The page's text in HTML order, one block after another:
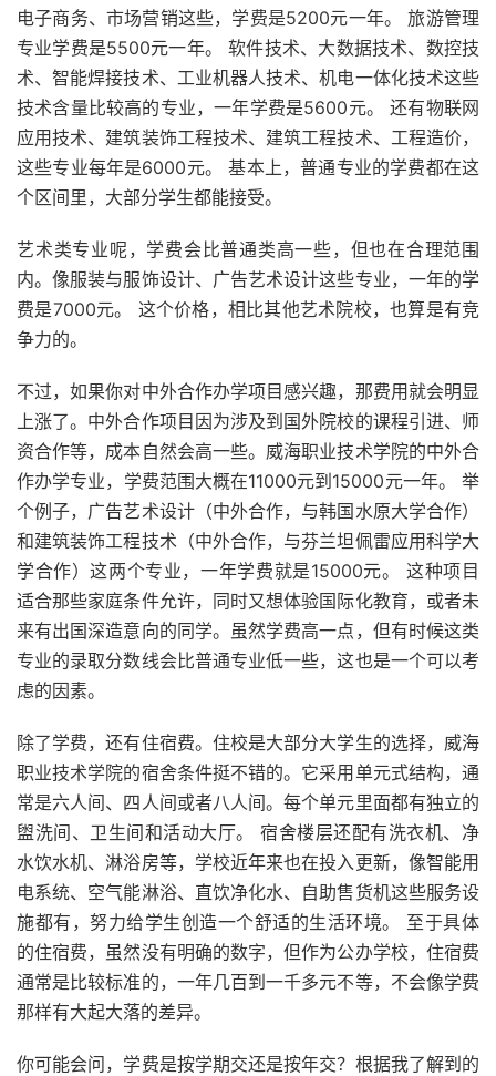
电子商务、市场营销这些，学费是5200元一年。 旅游管理
专业学费是5500元一年。 软件技术、大数据技术、数控技
术、智能焊接技术、工业机器人技术、机电一体化技术这些
技术含量比较高的专业，一年学费是5600元。 还有物联网
应用技术、建筑装饰工程技术、建筑工程技术、工程造价，
这些专业每年是6000元。 基本上，普通专业的学费都在这
个区间里，大部分学生都能接受。
艺术类专业呢，学费会比普通类高一些，但也在合理范围
内。像服装与服饰设计、广告艺术设计这些专业，一年的学
费是7000元。 这个价格，相比其他艺术院校，也算是有竞
争力的。
不过，如果你对中外合作办学项目感兴趣，那费用就会明显
上涨了。中外合作项目因为涉及到国外院校的课程引进、师
资合作等，成本自然会高一些。威海职业技术学院的中外合
作办学专业，学费范围大概在11000元到15000元一年。 举
个例子，广告艺术设计（中外合作，与韩国水原大学合作）
和建筑装饰工程技术（中外合作，与芬兰坦佩雷应用科学大
学合作）这两个专业，一年学费就是15000元。 这种项目
适合那些家庭条件允许，同时又想体验国际化教育，或者未
来有出国深造意向的同学。虽然学费高一点，但有时候这类
专业的录取分数线会比普通专业低一些，这也是一个可以考
虑的因素。
除了学费，还有住宿费。住校是大部分大学生的选择，威海
职业技术学院的宿舍条件挺不错的。它采用单元式结构，通
常是六人间、四人间或者八人间。每个单元里面都有独立的
盥洗间、卫生间和活动大厅。 宿舍楼层还配有洗衣机、净
水饮水机、淋浴房等，学校近年来也在投入更新，像智能用
电系统、空气能淋浴、直饮净化水、自助售货机这些服务设
施都有，努力给学生创造一个舒适的生活环境。 至于具体
的住宿费，虽然没有明确的数字，但作为公办学校，住宿费
通常是比较标准的，一年几百到一千多元不等，不会像学费
那样有大起大落的差异。
你可能会问，学费是按学期交还是按年交？根据我了解到的